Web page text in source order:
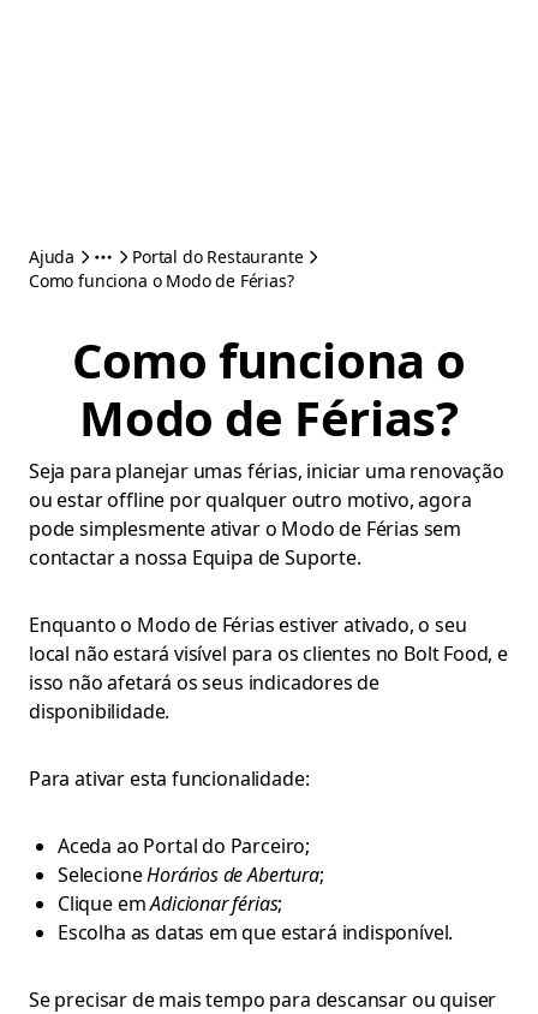
Ajuda
Portal do Restaurante
Como funciona o Modo de Férias?
Como funciona o
Modo de Férias?
Seja para planejar umas férias, iniciar uma renovação
ou estar offline por qualquer outro motivo, agora
pode simplesmente ativar o Modo de Férias sem
contactar a nossa Equipa de Suporte.
Enquanto o Modo de Férias estiver ativado, o seu
local não estará visível para os clientes no Bolt Food, e
isso não afetará os seus indicadores de
disponibilidade.
Para ativar esta funcionalidade:
Aceda ao Portal do Parceiro;
SelecioneHorários de Abertura;
Clique emAdicionar férias;
Escolha as datas em que estará indisponível.
Se precisar de mais tempo para descansar ou quiser